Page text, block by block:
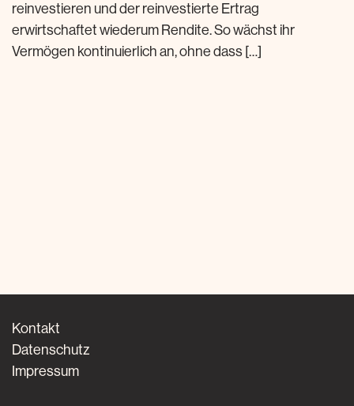
reinvestieren und der reinvestierte Ertrag
erwirtschaftet wiederum Rendite. So wächst ihr
Vermögen kontinuierlich an, ohne dass […]
Kontakt
Datenschutz
Impressum